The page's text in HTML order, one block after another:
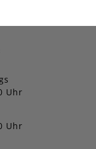
Uhr
Uhr